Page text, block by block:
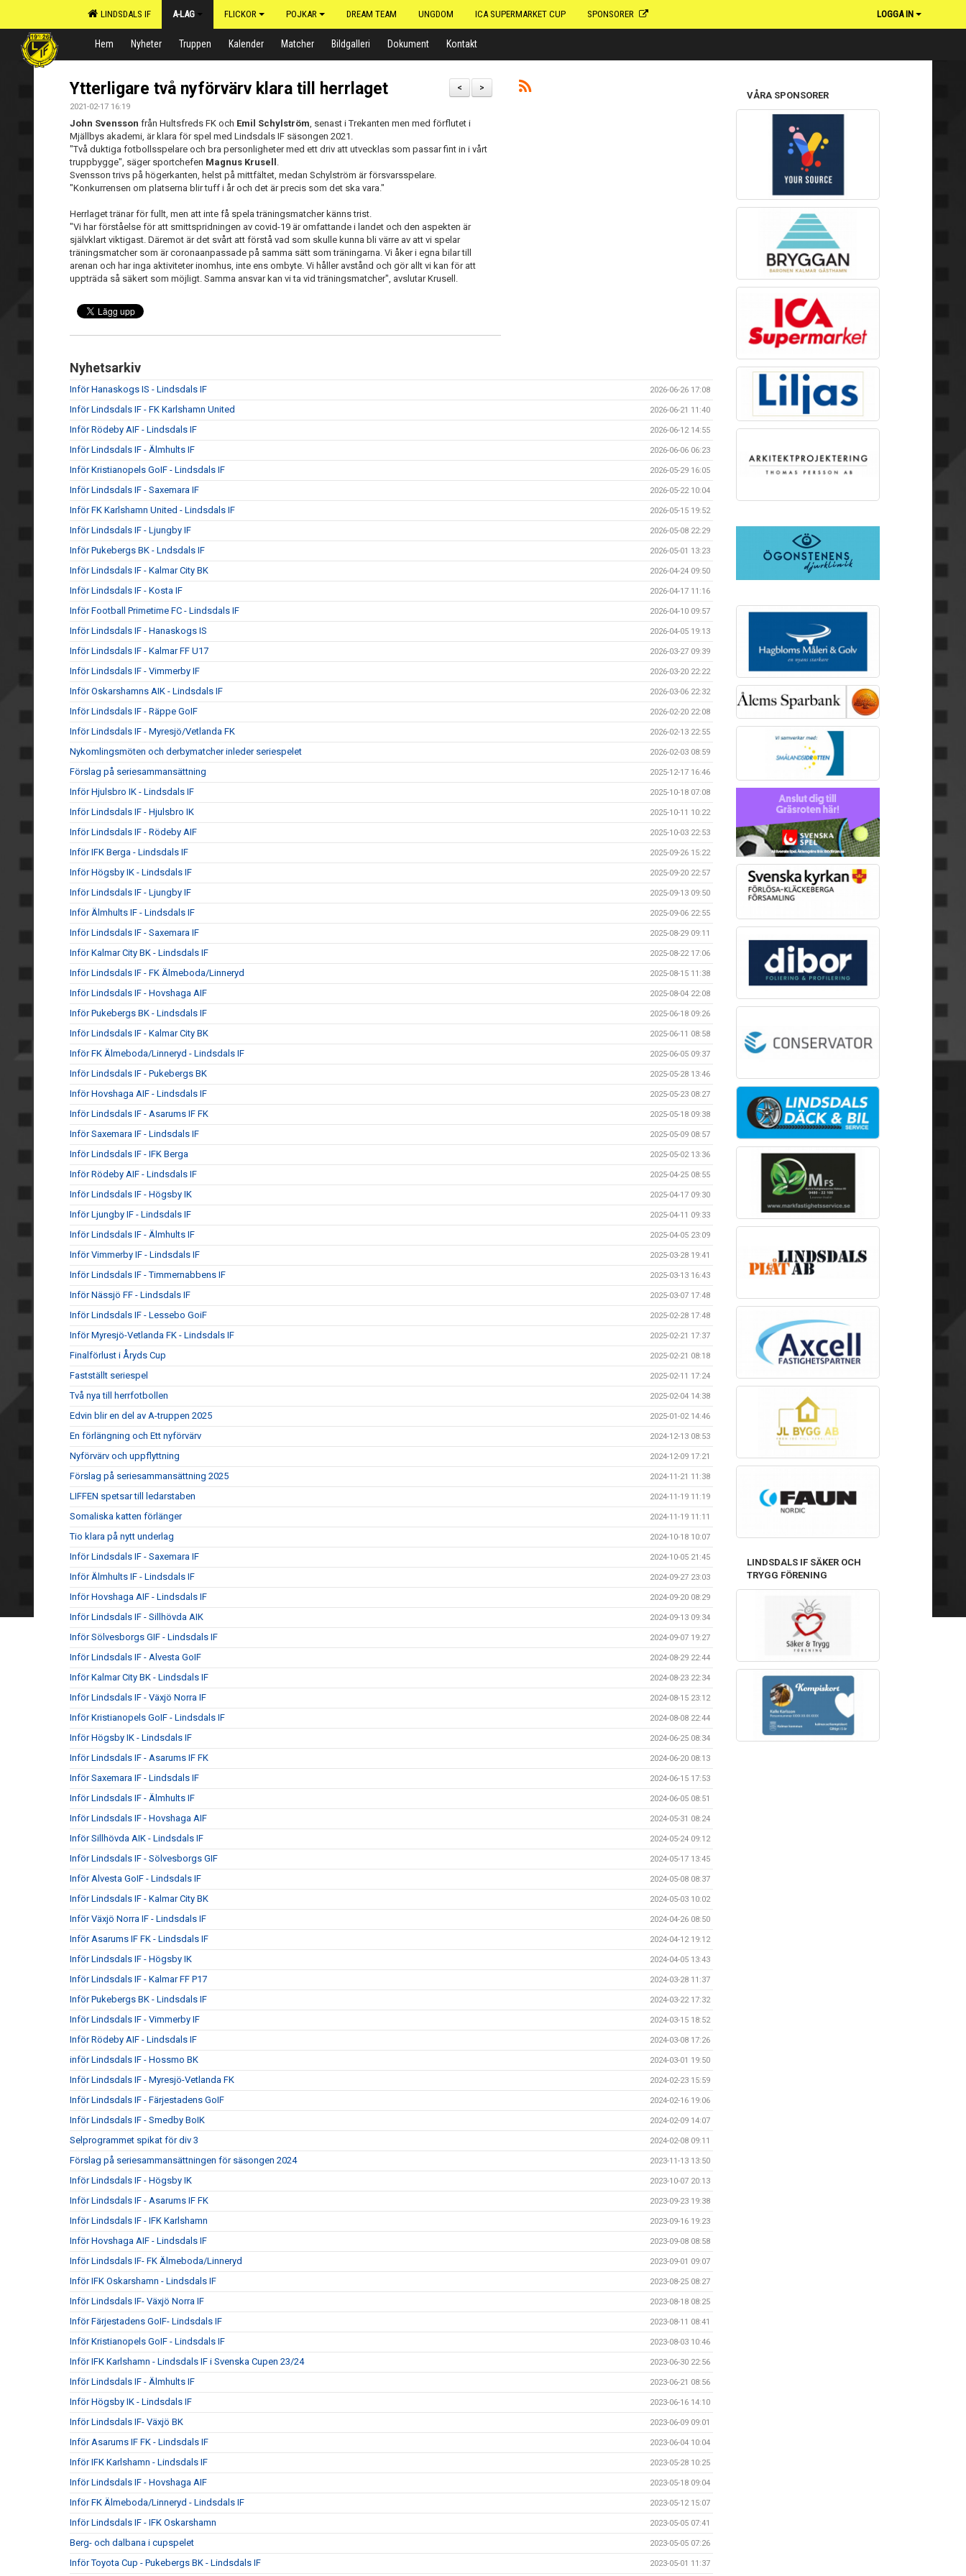
LINDSDALS IF A-LAG FLICKOR POJKAR DREAM TEAM UNGDOM ICA SUPERMARKET CUP SPONSORER LOGGA IN
Hem Nyheter Truppen Kalender Matcher Bildgalleri Dokument Kontakt
>
<
Ytterligare två nyförvärv klara till herrlaget
2021-02-17 16:19
John Svensson från Hultsfreds FK och Emil Schylström, senast i Trekanten men med förflutet i
Mjällbys akademi, är klara för spel med Lindsdals IF säsongen 2021.
"Två duktiga fotbollsspelare och bra personligheter med ett driv att utvecklas som passar fint in i vårt
truppbygge", säger sportchefen Magnus Krusell .
Svensson trivs på högerkanten, helst på mittfältet, medan Schylström är försvarsspelare.
"Konkurrensen om platserna blir tuff i år och det är precis som det ska vara."
Herrlaget tränar för fullt, men att inte få spela träningsmatcher känns trist.
"Vi har förståelse för att smittspridningen av covid-19 är omfattande i landet och den aspekten är
självklart viktigast. Däremot är det svårt att förstå vad som skulle kunna bli värre av att vi spelar
träningsmatcher som är coronaanpassade på samma sätt som träningarna. Vi åker i egna bilar till
arenan och har inga aktiviteter inomhus, inte ens ombyte. Vi håller avstånd och gör allt vi kan för att
uppträda så säkert som möjligt. Samma ansvar kan vi ta vid träningsmatcher", avslutar Krusell.
Nyhetsarkiv
Inför Hanaskogs IS - Lindsdals IF 2026-06-26 17:08
Inför Lindsdals IF - FK Karlshamn United 2026-06-21 11:40
Inför Rödeby AIF - Lindsdals IF 2026-06-12 14:55
Inför Lindsdals IF - Älmhults IF 2026-06-06 06:23
Inför Kristianopels GoIF - Lindsdals IF 2026-05-29 16:05
Inför Lindsdals IF - Saxemara IF 2026-05-22 10:04
Inför FK Karlshamn United - Lindsdals IF 2026-05-15 19:52
Inför Lindsdals IF - Ljungby IF 2026-05-08 22:29
Inför Pukebergs BK - Lndsdals IF 2026-05-01 13:23
Inför Lindsdals IF - Kalmar City BK 2026-04-24 09:50
Inför Lindsdals IF - Kosta IF 2026-04-17 11:16
Inför Football Primetime FC - Lindsdals IF 2026-04-10 09:57
Inför Lindsdals IF - Hanaskogs IS 2026-04-05 19:13
Inför Lindsdals IF - Kalmar FF U17 2026-03-27 09:39
Inför Lindsdals IF - Vimmerby IF 2026-03-20 22:22
Inför Oskarshamns AIK - Lindsdals IF 2026-03-06 22:32
Inför Lindsdals IF - Räppe GoIF 2026-02-20 22:08
Inför Lindsdals IF - Myresjö/Vetlanda FK 2026-02-13 22:55
Nykomlingsmöten och derbymatcher inleder seriespelet 2026-02-03 08:59
Förslag på seriesammansättning 2025-12-17 16:46
Inför Hjulsbro IK - Lindsdals IF 2025-10-18 07:08
Inför Lindsdals IF - Hjulsbro IK 2025-10-11 10:22
Inför Lindsdals IF - Rödeby AIF 2025-10-03 22:53
Inför IFK Berga - Lindsdals IF 2025-09-26 15:22
Inför Högsby IK - Lindsdals IF 2025-09-20 22:57
Inför Lindsdals IF - Ljungby IF 2025-09-13 09:50
Inför Älmhults IF - Lindsdals IF 2025-09-06 22:55
Inför Lindsdals IF - Saxemara IF 2025-08-29 09:11
Inför Kalmar City BK - Lindsdals IF 2025-08-22 17:06
Inför Lindsdals IF - FK Älmeboda/Linneryd 2025-08-15 11:38
Inför Lindsdals IF - Hovshaga AIF 2025-08-04 22:08
Inför Pukebergs BK - Lindsdals IF 2025-06-18 09:26
Inför Lindsdals IF - Kalmar City BK 2025-06-11 08:58
Inför FK Älmeboda/Linneryd - Lindsdals IF 2025-06-05 09:37
Inför Lindsdals IF - Pukebergs BK 2025-05-28 13:46
Inför Hovshaga AIF - Lindsdals IF 2025-05-23 08:27
Inför Lindsdals IF - Asarums IF FK 2025-05-18 09:38
Inför Saxemara IF - Lindsdals IF 2025-05-09 08:57
Inför Lindsdals IF - IFK Berga 2025-05-02 13:36
Inför Rödeby AIF - Lindsdals IF 2025-04-25 08:55
Inför Lindsdals IF - Högsby IK 2025-04-17 09:30
Inför Ljungby IF - Lindsdals IF 2025-04-11 09:33
Inför Lindsdals IF - Älmhults IF 2025-04-05 23:09
Inför Vimmerby IF - Lindsdals IF 2025-03-28 19:41
Inför Lindsdals IF - Timmernabbens IF 2025-03-13 16:43
Inför Nässjö FF - Lindsdals IF 2025-03-07 17:48
Inför Lindsdals IF - Lessebo GoiF 2025-02-28 17:48
Inför Myresjö-Vetlanda FK - Lindsdals IF 2025-02-21 17:37
Finalförlust i Åryds Cup 2025-02-21 08:18
Fastställt seriespel 2025-02-11 17:24
Två nya till herrfotbollen 2025-02-04 14:38
Edvin blir en del av A-truppen 2025 2025-01-02 14:46
En förlängning och Ett nyförvärv 2024-12-13 08:53
Nyförvärv och uppflyttning 2024-12-09 17:21
Förslag på seriesammansättning 2025 2024-11-21 11:38
LIFFEN spetsar till ledarstaben 2024-11-19 11:19
Somaliska katten förlänger 2024-11-19 11:11
Tio klara på nytt underlag 2024-10-18 10:07
Inför Lindsdals IF - Saxemara IF 2024-10-05 21:45
Inför Älmhults IF - Lindsdals IF 2024-09-27 23:03
Inför Hovshaga AIF - Lindsdals IF 2024-09-20 08:29
Inför Lindsdals IF - Sillhövda AIK 2024-09-13 09:34
Inför Sölvesborgs GIF - Lindsdals IF 2024-09-07 19:27
Inför Lindsdals IF - Alvesta GoIF 2024-08-29 22:44
Inför Kalmar City BK - Lindsdals IF 2024-08-23 22:34
Inför Lindsdals IF - Växjö Norra IF 2024-08-15 23:12
Inför Kristianopels GoIF - Lindsdals IF 2024-08-08 22:44
Inför Högsby IK - Lindsdals IF 2024-06-25 08:34
Inför Lindsdals IF - Asarums IF FK 2024-06-20 08:13
Inför Saxemara IF - Lindsdals IF 2024-06-15 17:53
Inför Lindsdals IF - Älmhults IF 2024-06-05 08:51
Inför Lindsdals IF - Hovshaga AIF 2024-05-31 08:24
Inför Sillhövda AIK - Lindsdals IF 2024-05-24 09:12
Inför Lindsdals IF - Sölvesborgs GIF 2024-05-17 13:45
Inför Alvesta GoIF - Lindsdals IF 2024-05-08 08:37
Inför Lindsdals IF - Kalmar City BK 2024-05-03 10:02
Inför Växjö Norra IF - Lindsdals IF 2024-04-26 08:50
Inför Asarums IF FK - Lindsdals IF 2024-04-12 19:12
Inför Lindsdals IF - Högsby IK 2024-04-05 13:43
Inför Lindsdals IF - Kalmar FF P17 2024-03-28 11:37
Inför Pukebergs BK - Lindsdals IF 2024-03-22 17:32
Inför Lindsdals IF - Vimmerby IF 2024-03-15 18:52
Inför Rödeby AIF - Lindsdals IF 2024-03-08 17:26
inför Lindsdals IF - Hossmo BK 2024-03-01 19:50
Inför Lindsdals IF - Myresjö-Vetlanda FK 2024-02-23 15:59
Inför Lindsdals IF - Färjestadens GoIF 2024-02-16 19:06
Inför Lindsdals IF - Smedby BoIK 2024-02-09 14:07
Selprogrammet spikat för div 3 2024-02-08 09:11
Förslag på seriesammansättningen för säsongen 2024 2023-11-13 13:50
Inför Lindsdals IF - Högsby IK 2023-10-07 20:13
Inför Lindsdals IF - Asarums IF FK 2023-09-23 19:38
Inför Lindsdals IF - IFK Karlshamn 2023-09-16 19:23
Inför Hovshaga AIF - Lindsdals IF 2023-09-08 08:58
Inför Lindsdals IF- FK Älmeboda/Linneryd 2023-09-01 09:07
Inför IFK Oskarshamn - Lindsdals IF 2023-08-25 08:27
Inför Lindsdals IF- Växjö Norra IF 2023-08-18 08:25
Inför Färjestadens GoIF- Lindsdals IF 2023-08-11 08:41
Inför Kristianopels GoIF - Lindsdals IF 2023-08-03 10:46
Inför IFK Karlshamn - Lindsdals IF i Svenska Cupen 23/24 2023-06-30 22:56
Inför Lindsdals IF - Älmhults IF 2023-06-21 08:56
Inför Högsby IK - Lindsdals IF 2023-06-16 14:10
Inför Lindsdals IF- Växjö BK 2023-06-09 09:01
Inför Asarums IF FK - Lindsdals IF 2023-06-04 10:04
Inför IFK Karlshamn - Lindsdals IF 2023-05-28 10:25
Inför Lindsdals IF - Hovshaga AIF 2023-05-18 09:04
Inför FK Älmeboda/Linneryd - Lindsdals IF 2023-05-12 15:07
Inför Lindsdals IF - IFK Oskarshamn 2023-05-05 07:41
Berg- och dalbana i cupspelet 2023-05-05 07:26
Inför Toyota Cup - Pukebergs BK - Lindsdals IF 2023-05-01 11:37
VÅRA SPONSORER
LINDSDALS IF SÄKER OCH
TRYGG FÖRENING